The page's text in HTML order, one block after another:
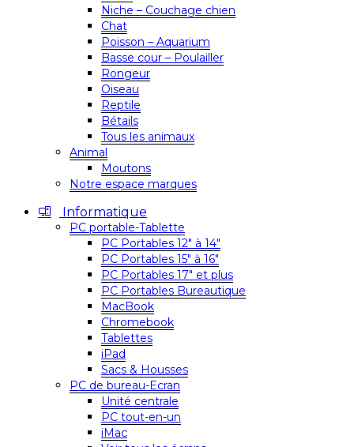
Niche – Couchage chien
Chat
Poisson – Aquarium
Basse cour – Poulailler
Rongeur
Oiseau
Reptile
Bétails
Tous les animaux
Animal
Moutons
Notre espace marques
Informatique
PC portable-Tablette
PC Portables 12″ à 14″
PC Portables 15″ à 16″
PC Portables 17″ et plus
PC Portables Bureautique
MacBook
Chromebook
Tablettes
iPad
Sacs & Housses
PC de bureau-Ecran
Unité centrale
PC tout-en-un
iMac